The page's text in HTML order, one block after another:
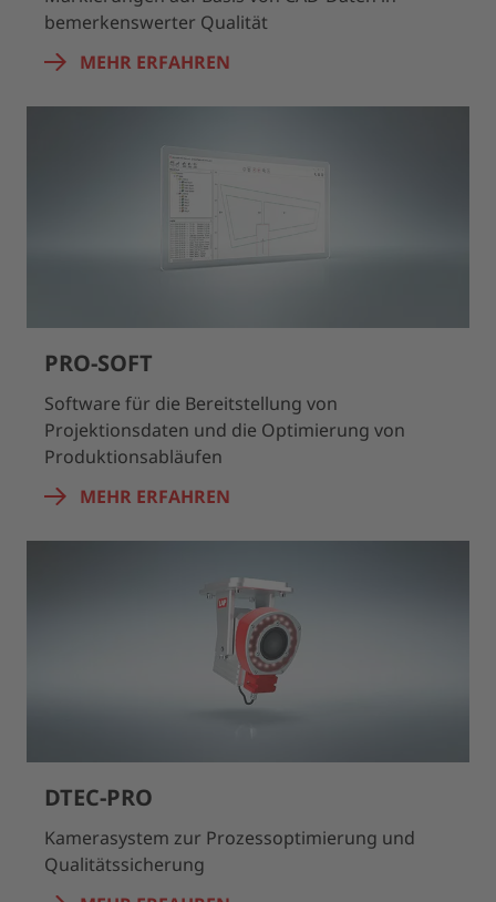
bemerkenswerter Qualität
MEHR ERFAHREN
PRO-SOFT
Software für die Bereitstellung von
Projektionsdaten und die Optimierung von
Produktionsabläufen
MEHR ERFAHREN
DTEC-PRO
Kamerasystem zur Prozessoptimierung und
Qualitätssicherung